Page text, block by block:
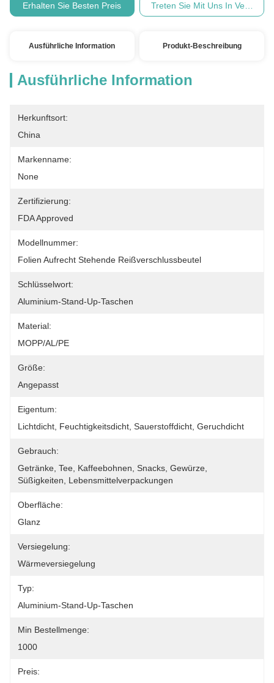
Erhalten Sie Besten Preis Treten Sie Mit Uns In
Ausführliche Information Produkt-Beschreibung
Ausführliche Information
Herkunftsort:
China
Markenname:
None
Zertifizierung:
FDA Approved
Modellnummer:
Folien Aufrecht Stehende Reißverschlussbeutel
Schlüsselwort:
Aluminium-Stand-Up-Taschen
Material:
MOPP/AL/PE
Größe:
Angepasst
Eigentum:
Lichtdicht, Feuchtigkeitsdicht, Sauerstoffdicht, Geruchdicht
Gebrauch:
Getränke, Tee, Kaffeebohnen, Snacks, Gewürze,
Süßigkeiten, Lebensmittelverpackungen
Oberfläche:
Glanz
Versiegelung:
Wärmeversiegelung
Typ:
Aluminium-Stand-Up-Taschen
Min Bestellmenge:
1000
Preis: